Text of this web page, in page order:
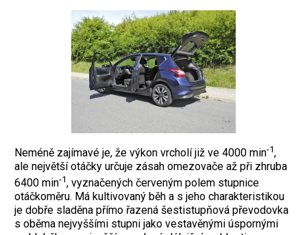
Neméně zajímavé je, že výkon vrcholí již ve 4000 min-1,
ale největší otáčky určuje zásah omezovače až při zhruba
6400 min-1, vyznačených červeným polem stupnice
otáčkoměru. Má kultivovaný běh a s jeho charakteristikou
je dobře sladěna přímo řazená šestistupňová převodovka
s oběma nejvyššími stupni jako vestavěnými úspornými